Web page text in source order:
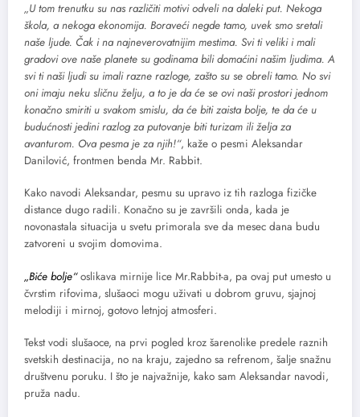
„U tom trenutku su nas različiti motivi odveli na daleki put. Nekoga
škola, a nekoga ekonomija. Boraveći negde tamo, uvek smo sretali
naše ljude. Čak i na najneverovatnijim mestima. Svi ti veliki i mali
gradovi ove naše planete su godinama bili domaćini našim ljudima. A
svi ti naši ljudi su imali razne razloge, zašto su se obreli tamo. No svi
oni imaju neku sličnu želju, a to je da će se ovi naši prostori jednom
konačno smiriti u svakom smislu, da će biti zaista bolje, te da će u
budućnosti jedini razlog za putovanje biti turizam ili želja za
avanturom. Ova pesma je za njih!“, kaže o pesmi Aleksandar
Danilović, frontmen benda Mr. Rabbit.
Kako navodi Aleksandar, pesmu su upravo iz tih razloga fizičke
distance dugo radili. Konačno su je završili onda, kada je
novonastala situacija u svetu primorala sve da mesec dana budu
zatvoreni u svojim domovima.
„Biće bolje“oslikava mirnije lice Mr.Rabbit-a, pa ovaj put umesto u
čvrstim rifovima, slušaoci mogu uživati u dobrom gruvu, sjajnoj
melodiji i mirnoj, gotovo letnjoj atmosferi.
Tekst vodi slušaoce, na prvi pogled kroz šarenolike predele raznih
svetskih destinacija, no na kraju, zajedno sa refrenom, šalje snažnu
društvenu poruku. I što je najvažnije, kako sam Aleksandar navodi,
pruža nadu.